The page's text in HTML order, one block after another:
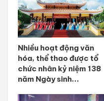
Nhiều hoạt động văn
hóa, thể thao được tổ
chức nhân kỷ niệm 138
năm Ngày sinh...